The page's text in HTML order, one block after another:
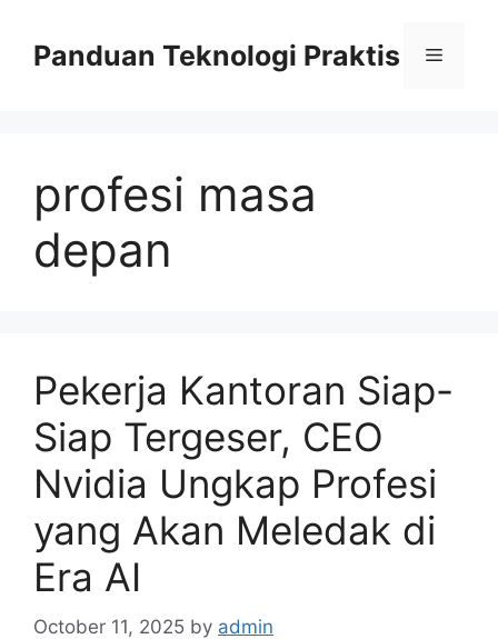
contentPanduan Teknologi Praktis Menu
profesi masa
depan
Pekerja Kantoran Siap-
Siap Tergeser, CEO
Nvidia Ungkap Profesi
yang Akan Meledak di
Era AI
October 11, 2025 by admin